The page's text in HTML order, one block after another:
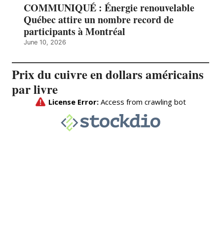
COMMUNIQUÉ : Énergie renouvelable
Québec attire un nombre record de
participants à Montréal
June 10, 2026
Prix du cuivre en dollars américains
par livre